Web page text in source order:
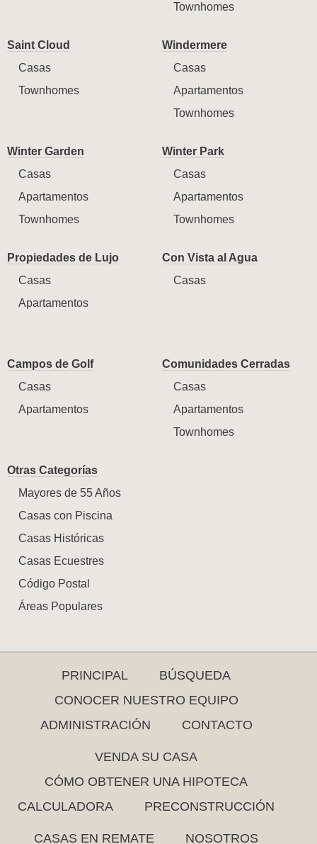
Townhomes
Saint Cloud
Casas
Townhomes
Windermere
Casas
Apartamentos
Townhomes
Winter Garden
Casas
Apartamentos
Townhomes
Winter Park
Casas
Apartamentos
Townhomes
Propiedades de Lujo
Casas
Apartamentos
Con Vista al Agua
Casas
Campos de Golf
Casas
Apartamentos
Comunidades Cerradas
Casas
Apartamentos
Townhomes
Otras Categorías
Mayores de 55 Años
Casas con Piscina
Casas Históricas
Casas Ecuestres
Código Postal
Áreas Populares
PRINCIPAL
BÚSQUEDA
CONOCER NUESTRO EQUIPO
ADMINISTRACIÓN
CONTACTO
VENDA SU CASA
CÓMO OBTENER UNA HIPOTECA
CALCULADORA
PRECONSTRUCCIÓN
CASAS EN REMATE NOSOTROS